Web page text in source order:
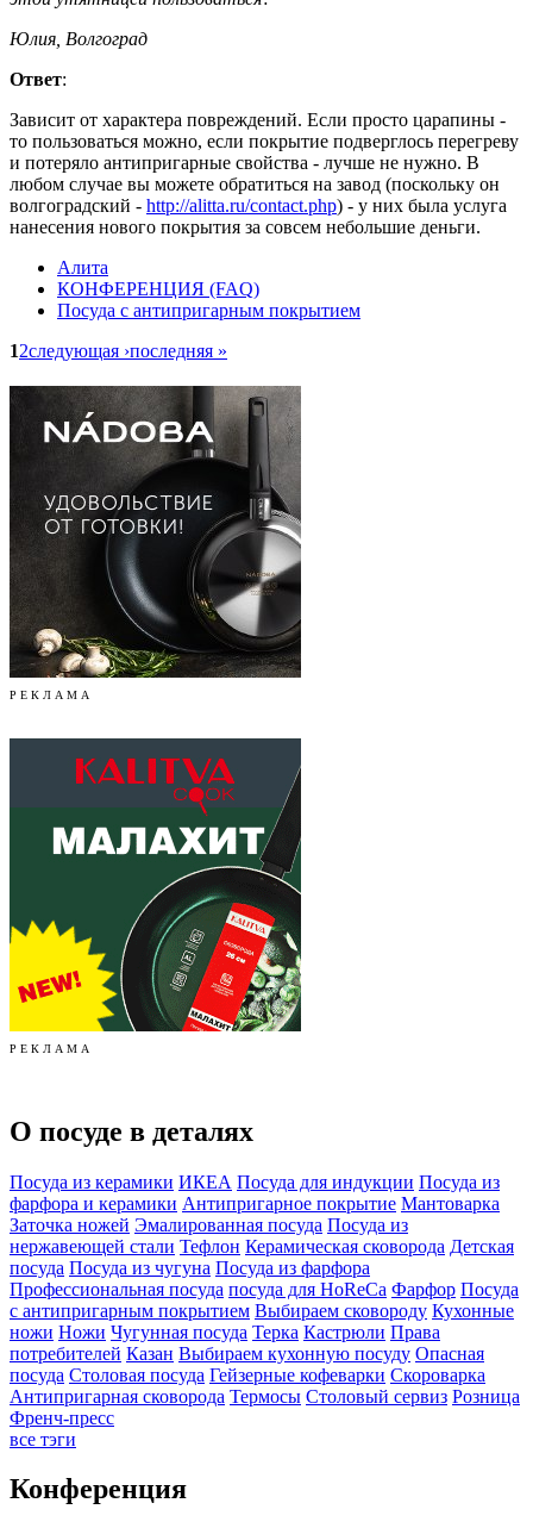
Юлия, Волгоград
Ответ:
Зависит от характера повреждений. Если просто царапины -
то пользоваться можно, если покрытие подверглось перегреву
и потеряло антипригарные свойства - лучше не нужно. В
любом случае вы можете обратиться на завод (поскольку он
волгоградский - http://alitta.ru/contact.php) - у них была услуга
нанесения нового покрытия за совсем небольшие деньги.
Алита
КОНФЕРЕНЦИЯ (FAQ)
Посуда с антипригарным покрытием
12следующая ›последняя »
Р Е К Л А М А
Р Е К Л А М А
О посуде в деталях
Посуда из керамики ИКЕА Посуда для индукции Посуда из
фарфора и керамики Антипригарное покрытие Мантоварка
Заточка ножей Эмалированная посуда Посуда из
нержавеющей стали Тефлон Керамическая сковорода Детская
посуда Посуда из чугуна Посуда из фарфора
Профессиональная посуда посуда для HoReCa Фарфор Посуда
с антипригарным покрытием Выбираем сковороду Кухонные
ножи Ножи Чугунная посуда Терка Кастрюли Права
потребителей Казан Выбираем кухонную посуду Опасная
посуда Столовая посуда Гейзерные кофеварки Скороварка
Антипригарная сковорода Термосы Столовый сервиз Розница
Френч-пресс
все тэги
Конференция